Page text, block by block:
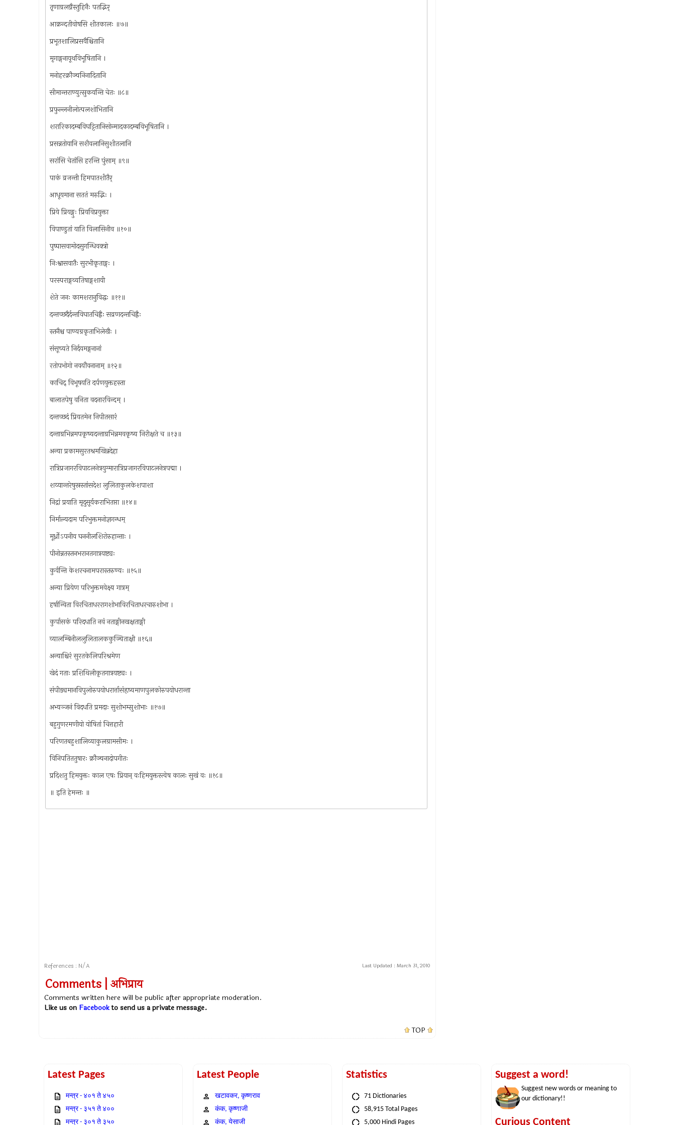
तृणाग्रलग्नैस्तुहिनैः पतद्भिर्
आक्रन्दतीवोषसि शीतकालः ॥७॥
प्रभूतशालिप्रसवैश्चितानि
मृगाङ्गनायूथविभूषितानि ।
मनोहरक्रौञ्चनिनादितानि
सीमान्तराण्युत्सुकयन्ति चेतः ॥८॥
प्रफुल्लनीलोत्पलशोभितानि
शरारिकादम्बविघट्टितानिसोन्मादकादम्बविभूषितानि ।
प्रसन्नतोयानि सशैवलानिसुशीतलानि
सरांसि चेतांसि हरन्ति पुंसाम् ॥९॥
पाकं व्रजन्ती हिमपातशीतैर्
आधूयमाना सततं मरुद्भिः ।
प्रिये प्रियङ्गुः प्रियविप्रयुक्ता
विपाण्डुतां याति विलासिनीव ॥१०॥
पुष्पासवामोदसुगन्धिवक्त्रो
निःश्वासवातैः सुरभीकृताङ्गः ।
परस्पराङ्गव्यतिषाङ्गशायी
शेते जनः कामशरानुविद्धः ॥११॥
दन्तच्छदैर्दन्तविघातचिह्नैः सव्रणदन्तचिह्नैः
स्तनैश्च पाण्यग्रकृताभिलेखैः ।
संसूच्यते निर्दयमङ्गनानां
रतोपभोगो नवयौवनानाम् ॥१२॥
काचिद् विभूषयति दर्पणयुक्तहस्ता
बालातपेषु वनिता वदनारविन्दम् ।
दन्तच्छदं प्रियतमेन निपीतसारं
दन्ताग्रभिन्नमपकृष्यदन्ताग्रभिन्नमवकृष्य निरीक्षते च ॥१३॥
अन्या प्रकामसुरतश्रमखिन्नदेहा
रात्रिप्रजागरविपाटलनेत्रयुग्मारात्रिप्रजागरविपाटलनेत्रपद्मा ।
शय्यान्तरेषुस्रस्तांसदेश लुलिताकुलकेशपाशा
निद्रां प्रयाति मृदुसूर्यकराभितप्ता ॥१४॥
निर्माल्यदाम परिभुक्तमनोज्ञगन्धम्
मूर्ध्नोऽपनीय घननीलशिरोरुहान्ताः ।
पीनोन्नतस्तनभरानतगात्रयष्ट्यः
कुर्वन्ति केशरचनामपरास्तरुण्यः ॥१५॥
अन्या प्रियेण परिभुक्तमवेक्ष्य गात्रम्
हर्षान्विता विरचिताधररागशोभाविरचिताधरचारुशोभा ।
कुर्पासकं परिदधाति नवं नताङ्गीनखक्षताङ्गी
व्यालम्बिनीललुलितालककुञ्चिताक्षी ॥१६॥
अन्याश्चिरं सुरतकेलिपरिश्रमेण
खेदं गताः प्रशिथिलीकृतगात्रयष्ट्यः ।
संपीड्यमानविपुलोरुपयोधरार्त्तासंहृष्यमाणपुलकोरुपयोधरान्ता
अभ्यञ्जनं विदधति प्रमदाः सुशोभम्सुशोभाः ॥१७॥
बहुगुणरमणीयो योषितां चित्तहारी
परिणतबहुशालिव्याकुलग्रामसीमः ।
विनिपतिततुषारः क्रौञ्चनादोपगीतः
प्रदिशतु हिमयुक्तः काल एषः प्रियान् वःहिमयुक्तस्त्वेष कालः सुखं वः ॥१८॥
॥ इति हेमन्तः ॥
References : N/A Last Updated : March 31, 2010
Comments | अभिप्राय
Comments written here will be public after appropriate moderation.
Like us on Facebookto send us a private message.
TOP
Latest Pages
मन्त्र - ४०१ ते ४५०
मन्त्र - ३५१ ते ४००
मन्त्र - ३०१ ते ३५०
Latest People
खटावकर, कृष्णराव
कंक, कृष्णाजी
कंक, येसाजी
Statistics
71 Dictionaries
58,915 Total Pages
5,000 Hindi Pages
Suggest a word!
Suggest new words or meaning to
our dictionary!!
Curious Content